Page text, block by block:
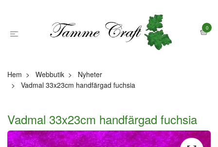
0
Hem Webbutik
Nyheter
Vadmal 33x23cm handfärgad fuchsia
Vadmal 33x23cm handfärgad fuchsia